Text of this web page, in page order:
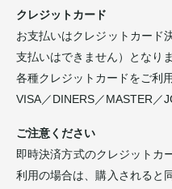
クレジットカード
お支払いはクレジットカード
支払いはできません）となりま
各種クレジットカードをご利
VISA／DINERS／MASTER／
ご注意ください
即時決済方式のクレジットカ
利用の場合は、購入されると